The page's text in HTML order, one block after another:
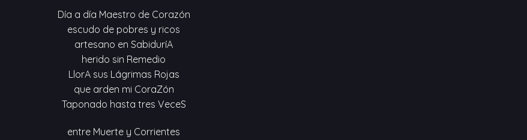
Día a día Maestro de Corazón
escudo de pobres y ricos
artesano en SabiduríA
herido sin Remedio
LlorA sus Lágrimas Rojas
que arden mi CoraZón
Taponado hasta tres VeceS
entre Muerte y Corrientes